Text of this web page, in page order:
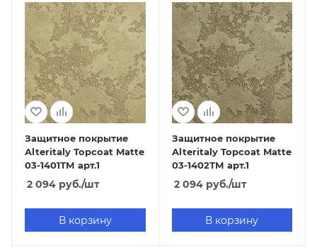
Защитное покрытие
Alteritaly Topcoat Matte
03-1401ТМ арт.1
2 094 руб./шт
В корзину
Защитное покрытие
Alteritaly Topcoat Matte
03-1402ТМ арт.1
2 094руб./шт
В корзину